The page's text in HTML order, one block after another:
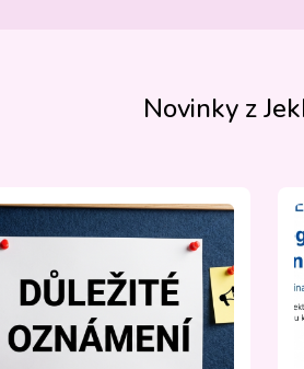
Novinky z